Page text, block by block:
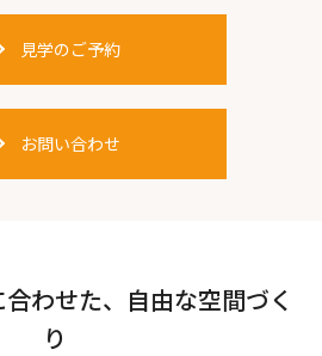
見学のご予約
お問い合わせ
わせた、自由な空間づく
り